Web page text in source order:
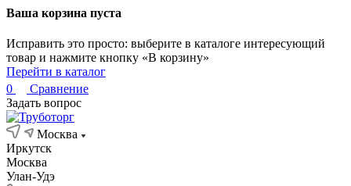
Ваша корзина пуста
Исправить это просто: выберите в каталоге интересующий
товар и нажмите кнопку «В корзину»
Перейти в каталог
0
Сравнение
Задать вопрос
Москва
Иркутск
Москва
Улан-Удэ